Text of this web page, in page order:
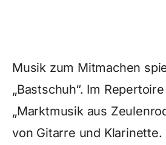
Musik zum Mitmachen
„Bastschuh“. Im
„Marktmusik aus
von Gitarre und Klarinette.